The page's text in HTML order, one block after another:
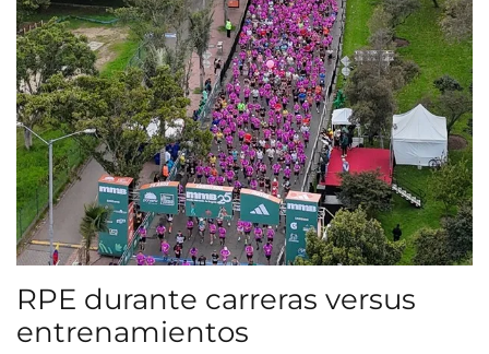
RPE durante carreras versus
entrenamientos